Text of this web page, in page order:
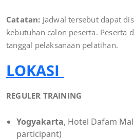
Catatan: Jadwal tersebut dapat
kebutuhan calon peserta. Peserta
tanggal pelaksanaan pelatihan.
LOKASI
REGULER TRAINING
Yogyakarta, Hotel Dafam
participant)